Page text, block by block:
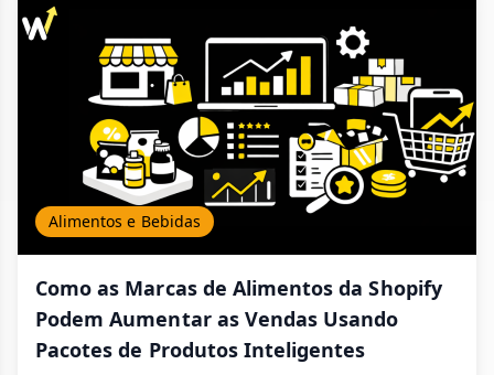
Alimentos e Bebidas
Como as Marcas de Alimentos da Shopify
Podem Aumentar as Vendas Usando
Pacotes de Produtos Inteligentes